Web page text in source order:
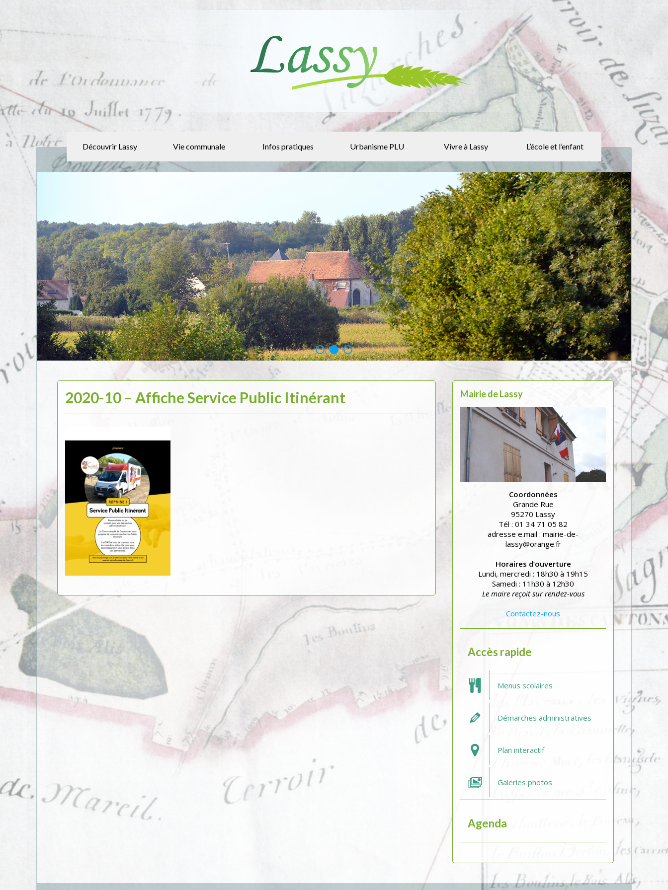
Découvrir Lassy Vie communale Infos pratiques Urbanisme PLU Vivre à Lassy L’école et l’enfant
2020-10 – Affiche Service Public Itinérant Mairie de Lassy
Coordonnées
Grande Rue
95270 Lassy
Tél : 01 34 71 05 82
adresse e.mail : mairie-de-
lassy@orange.fr
Horaires d’ouverture
Lundi, mercredi : 18h30 à 19h15
Samedi : 11h30 à 12h30
Le maire reçoit sur rendez-vous
Contactez-nous
Accès rapide
Menus scolaires
Démarches administratives
Plan interactif
Galeries photos
Agenda